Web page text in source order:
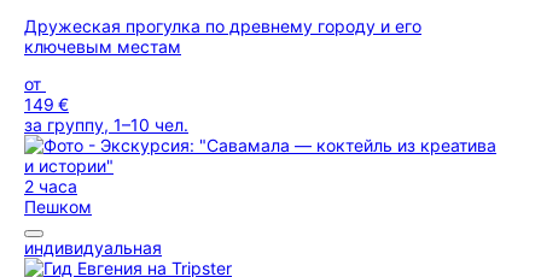
Дружеская прогулка по древнему городу и его
ключевым местам
от
149 €
за группу, 1–10 чел.
2 часа
Пешком
индивидуальная